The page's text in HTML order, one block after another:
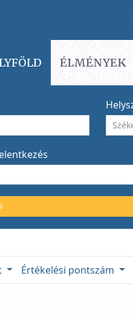
ÉLMÉNYEK
Értékelési pontszám